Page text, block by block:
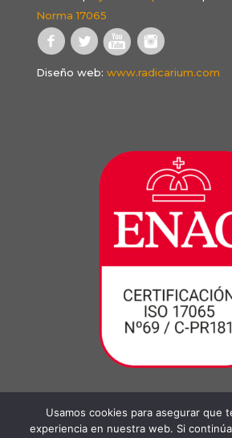
Norma 17065
Diseño web: www.radicarium.com
Usamos cookies para asegurar que
experiencia en nuestra web. Si